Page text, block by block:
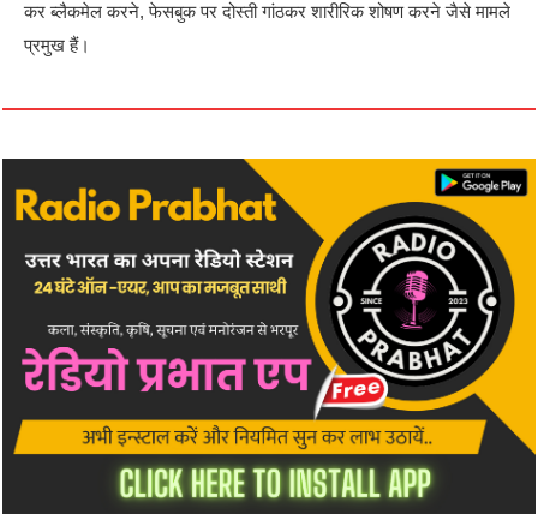
कर ब्लैकमेल करने, फेसबुक पर दोस्ती गांठकर शारीरिक शोषण करने जैसे मामले
प्रमुख हैं।